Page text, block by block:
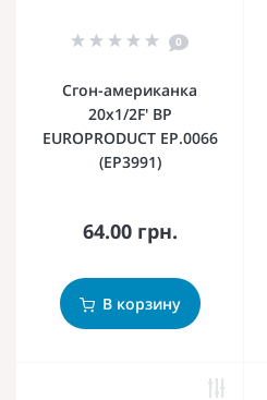
0
Сгон-американка
20x1/2F' ВР
EUROPRODUCT EP.0066
(EP3991)
64.00 грн.
В корзину